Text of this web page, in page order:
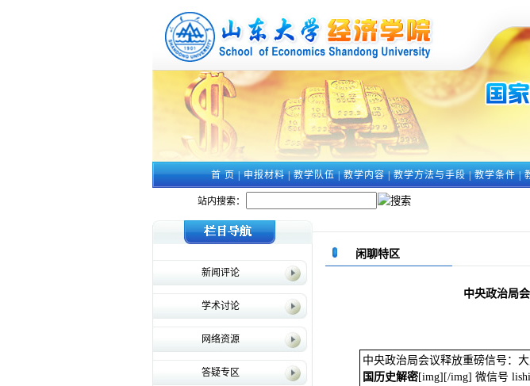
首 页|申报材料|教学队伍|教学内容|教学方法与手段|教学条件|
站内搜索：
新闻评论
学术讨论
网络资源
答疑专区
闲聊特区
中央政治局
中央政治局会议释放重磅信号：
国历史解密[img][/img] 微信号